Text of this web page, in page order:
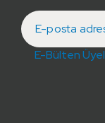
E-Bülten